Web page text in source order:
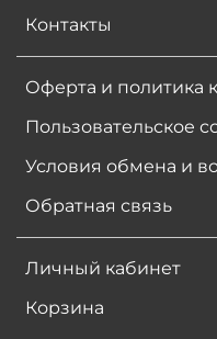
Контакты
Оферта и политика
Пользовательское
Условия обмена и
Обратная связь
Личный кабинет
Корзина